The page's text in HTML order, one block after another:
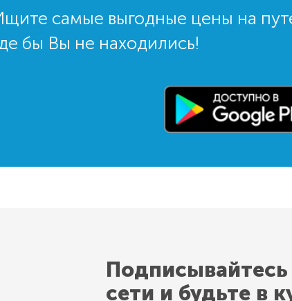
самые выгодные цены на
бы Вы не находились!
сети и будьте в